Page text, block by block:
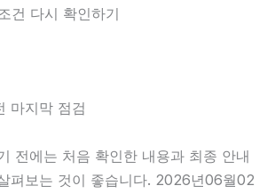
건 다시 확인하기
마지막 점검
전에는 처음 확인한 내용과 최종 안내
펴보는 것이 좋습니다. 2026년06월02